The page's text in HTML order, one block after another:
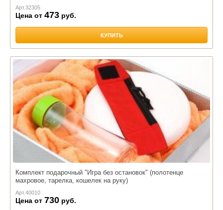
Арт.32305
Цена от 473 руб.
КУПИТЬ
Комплект подарочный "Игра без остановок" (полотенце
махровое, тарелка, кошелек на руку)
Арт.40010
Цена от 730 руб.